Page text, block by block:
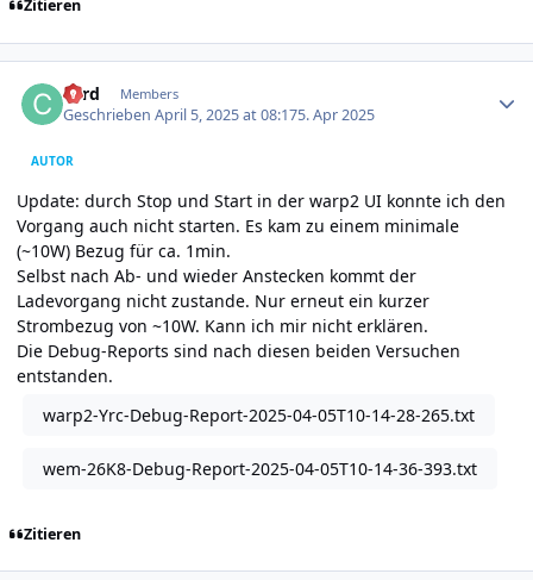
Zitieren
cord Members
GeschriebenApril 5, 2025 at 08:175. Apr 2025
AUTOR
Update: durch Stop und Start in der warp2 UI konnte ich den
Vorgang auch nicht starten. Es kam zu einem minimale
(~10W) Bezug für ca. 1min.
Selbst nach Ab- und wieder Anstecken kommt der
Ladevorgang nicht zustande. Nur erneut ein kurzer
Strombezug von ~10W. Kann ich mir nicht erklären.
Die Debug-Reports sind nach diesen beiden Versuchen
entstanden.
warp2-Yrc-Debug-Report-2025-04-05T10-14-28-265.txt
wem-26K8-Debug-Report-2025-04-05T10-14-36-393.txt
Zitieren